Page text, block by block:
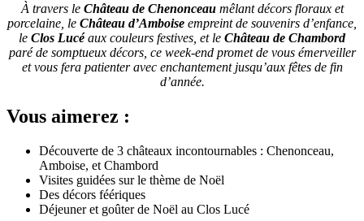
À travers le Château de Chenonceaumêlant décors floraux et
porcelaine, le Château d’Amboise empreint de souvenirs d’enfance,
le Clos Lucéaux couleurs festives, et le Château de Chambord
paré de somptueux décors, ce week-end promet de vous émerveiller
et vous fera patienter avec enchantement jusqu’aux fêtes de fin
d’année.
Vous aimerez :
Découverte de 3 châteaux incontournables : Chenonceau,
Amboise, et Chambord
Visites guidées sur le thème de Noël
Des décors féériques
Déjeuner et goûter de Noël au Clos Lucé